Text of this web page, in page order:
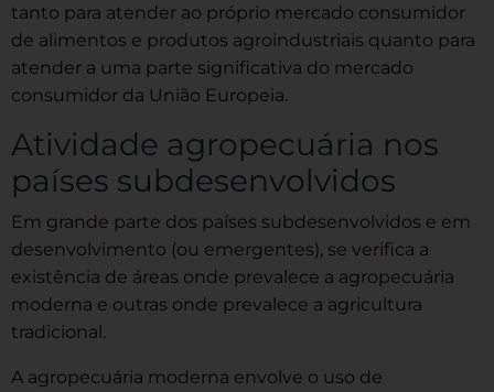
tanto para atender ao próprio mercado consumidor
de alimentos e produtos agroindustriais quanto para
atender a uma parte significativa do mercado
consumidor da União Europeia.
Atividade agropecuária nos
países subdesenvolvidos
Em grande parte dos países subdesenvolvidos e em
desenvolvimento (ou emergentes), se verifica a
existência de áreas onde prevalece a agropecuária
moderna e outras onde prevalece a agricultura
tradicional.
A agropecuária moderna envolve o uso de